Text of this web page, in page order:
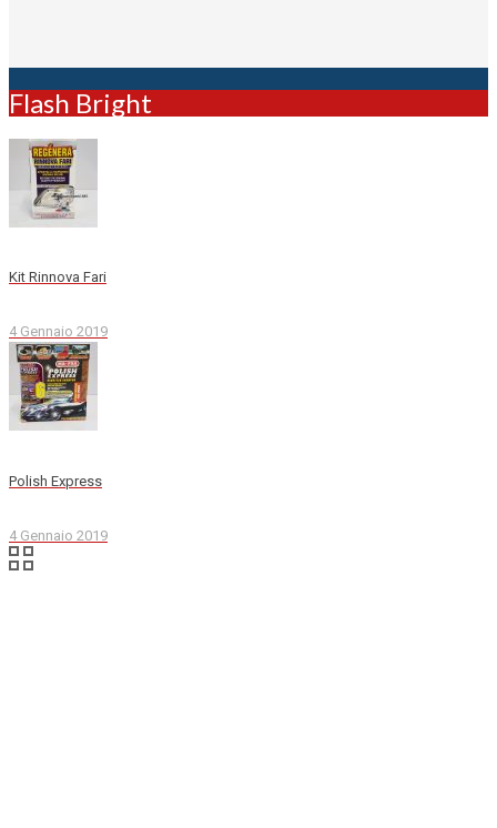
Flash Bright
Kit Rinnova Fari
4 Gennaio 2019
Polish Express
4 Gennaio 2019